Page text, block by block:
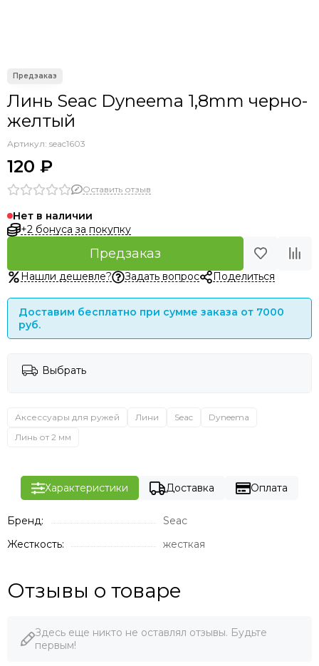
Линь Seac Dyneema 1,8mm черно-
желтый
Артикул: seac1603
120 ₽
Оставить отзыв
Нет в наличии
+2 бонуса за покупку
Предзаказ
Нашли дешевле? Задать вопрос Поделиться
Доставим бесплатно при сумме заказа от 7000
руб.
Выбрать
Аксессуары для ружей Лини Seac
Dyneema
Линь от 2 мм
Характеристики Доставка Оплата
Бренд:
Seac
Жесткость:
жесткая
Отзывы о товаре
Здесь еще никто не оставлял отзывы. Будьте
первым!